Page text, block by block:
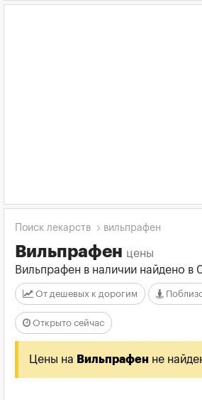
Поиск лекарств вильпрафен
Вильпрафен цены
Вильпрафен в наличии найдено в
От дешевых к дорогим
Открыто сейчас
Цены на Вильпрафен не